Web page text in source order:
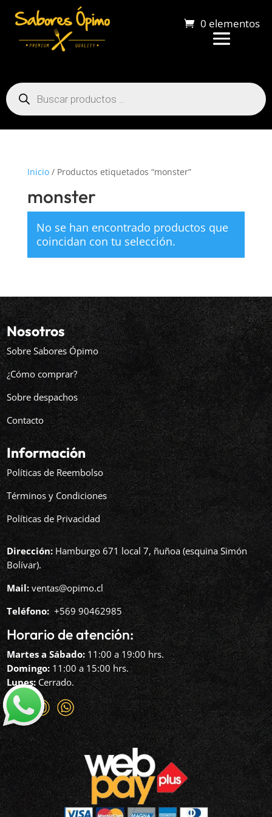
0 elementos
Búsqueda
de
productos
Inicio/ Productos etiquetados “monster”
monster
No se han encontrado productos que
coincidan con tu selección.
Nosotros
Sobre Sabores Ópimo
¿Cómo comprar?
Sobre despachos
Contacto
Información
Políticas de Reembolso
Términos y Condiciones
Políticas de Privacidad
Dirección: Hamburgo 671 local 7, ñuñoa (esquina Simón
Bolívar).
Mail: ventas@opimo.cl
Teléfono: ‪+569 90462985‬
Horario de atención:
Martes a Sábado: 11:00 a 19:00 hrs.
Domingo: 11:00 a 15:00 hrs.
Lunes: Cerrado.